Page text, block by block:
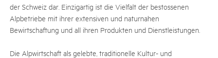
der Schweiz dar. Einzigartig ist die Vielfalt der bestossenen
Alpbetriebe mit ihrer extensiven und naturnahen
Bewirtschaftung und all ihren Produkten und Dienstleistungen.
Die Alpwirtschaft als gelebte, traditionelle Kultur- und